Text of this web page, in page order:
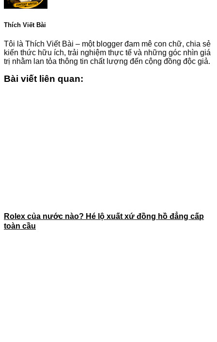
Thích Viết Bài
Tôi là Thích Viết Bài – một blogger đam mê con chữ, chia sẻ
kiến thức hữu ích, trải nghiệm thực tế và những góc nhìn giá
trị nhằm lan tỏa thông tin chất lượng đến cộng đồng độc giả.
Bài viết liên quan:
Rolex của nước nào? Hé lộ xuất xứ đồng hồ đẳng cấp
toàn cầu